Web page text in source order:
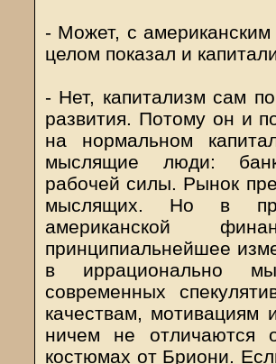
- Может, с американским
целом показал и
- Нет, капитализм сам
развития. Потому он и
на нормальном
мыслящие люди:
рабочей силы. Рынок
мыслящих. Но в
американской
принципиальнейшее
в иррационально
современных
качествам, мотивациям
ничем не отличаются
костюмах от Бриони.